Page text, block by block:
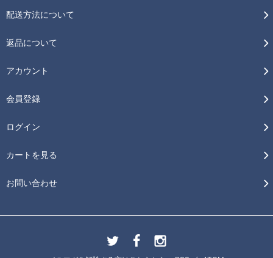
配送方法について
返品について
アカウント
会員登録
ログイン
カートを見る
お問い合わせ